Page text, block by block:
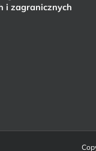
i zagranicznych